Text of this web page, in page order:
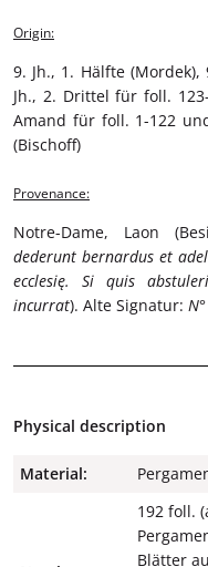
Origin:
9. Jh., 1. Hälfte
Jh., 2. Drittel für foll.
Amand für foll. 1-122
(Bischoff)
Provenance:
Notre-Dame, Laon
dederunt bernardus et
ecclesię. Si quis
incurrat). Alte Signatur:
Physical description
Material:
192 foll.
Blätter